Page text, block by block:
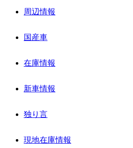
周辺情報
国産車
在庫情報
新車情報
独り言
現地在庫情報